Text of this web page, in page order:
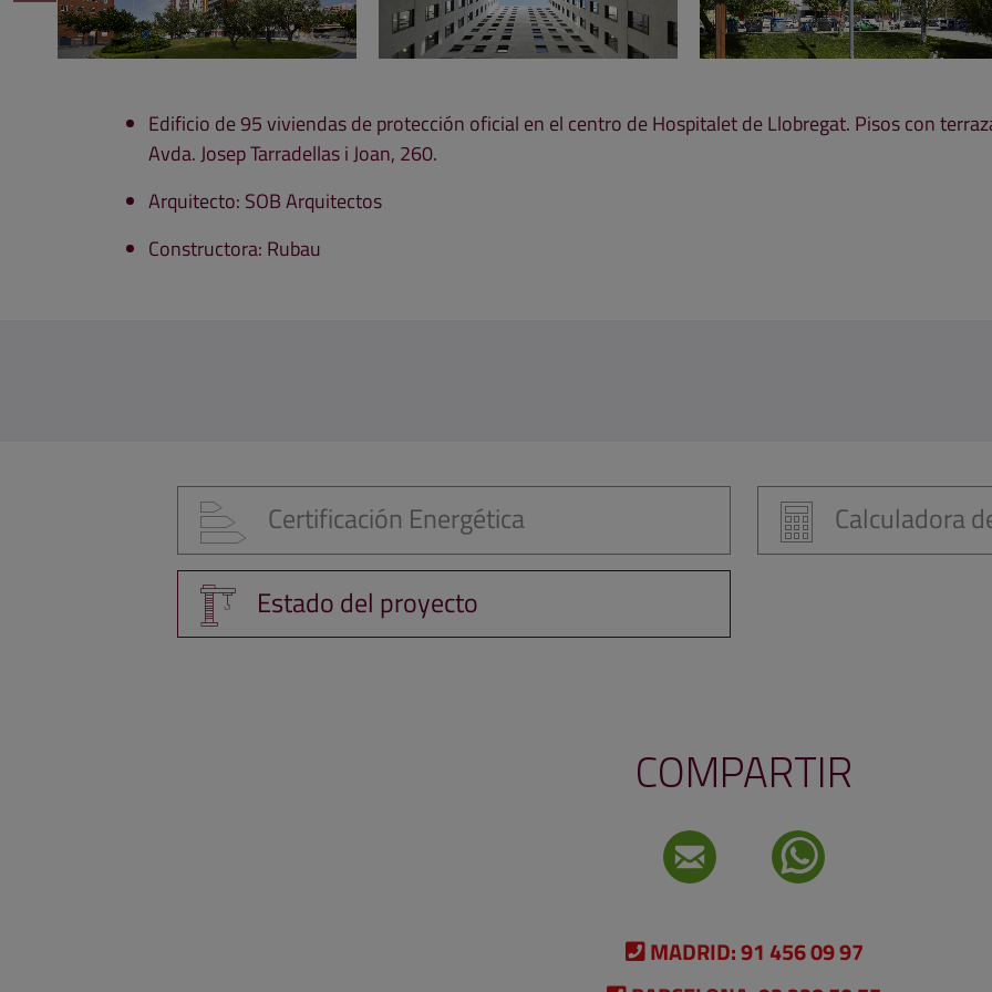
Edificio de 95 viviendas de protección oficial en el centro de Hospitalet de Llobregat. Pisos con
Avda. Josep Tarradellas i Joan, 260.
Arquitecto: SOB Arquitectos
Constructora: Rubau
Certificación Energética
Estado del proyecto
Calculadora
COMPARTIR
MADRID:91 456 09 97